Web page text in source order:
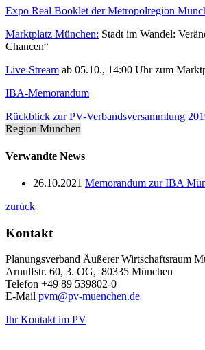
Expo Real Booklet der Metropolregion
Marktplatz München: Stadt im Wandel:
Chancen“
Live-Stream ab 05.10., 14:00 Uhr zum
IBA-Memorandum
Rückblick zur PV-Verbandsversammlung
Region München
Verwandte News
26.10.2021 Memorandum zur IBA
zurück
Kontakt
Planungsverband Äußerer Wirtschaftsraum
Arnulfstr. 60, 3. OG, 80335 München
Telefon +49 89 539802-0
E-Mail pvm@pv-muenchen.de
Ihr Kontakt im PV